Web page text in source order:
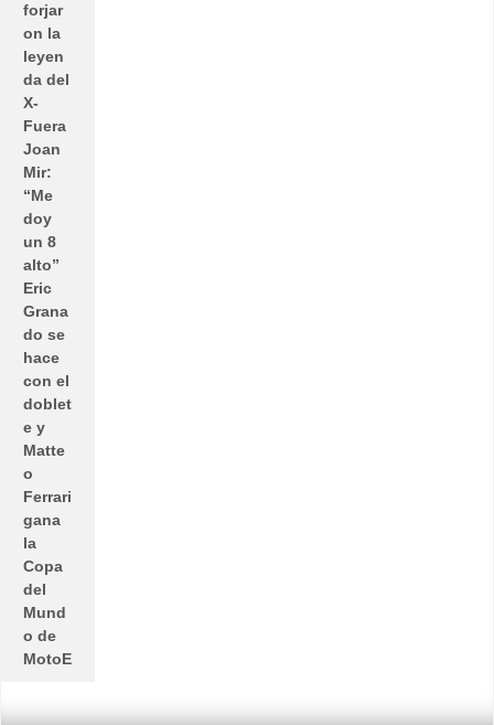
forjar
on la
leyen
da del
X-
Fuera
Joan
Mir:
“Me
doy
un 8
alto”
Eric
Grana
do se
hace
con el
doblet
e y
Matte
o
Ferrari
gana
la
Copa
del
Mund
o de
MotoE